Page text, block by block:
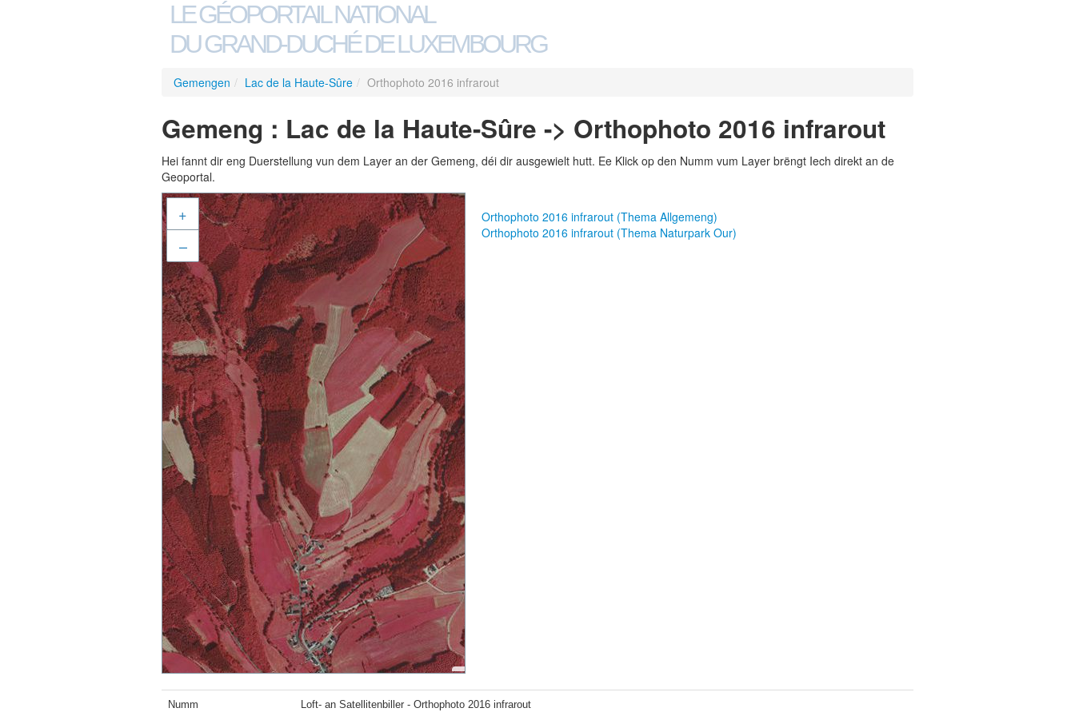
LE GÉOPORTAIL NATIONAL
DU GRAND-DUCHÉ DE LUXEMBOURG
Gemengen / Lac de la Haute-Sûre / Orthophoto 2016 infrarout
Gemeng : Lac de la Haute-Sûre -> Orthophoto 2016 infrarout
Hei fannt dir eng Duerstellung vun dem Layer an der Gemeng, déi dir ausgewielt hutt. Ee Klick op den Numm vum Layer brëngt Iech direkt an de
Geoportal.
+
–
Orthophoto 2016 infrarout (Thema Allgemeng)
Orthophoto 2016 infrarout (Thema Naturpark Our)
Numm Loft- an Satellitenbiller - Orthophoto 2016 infrarout